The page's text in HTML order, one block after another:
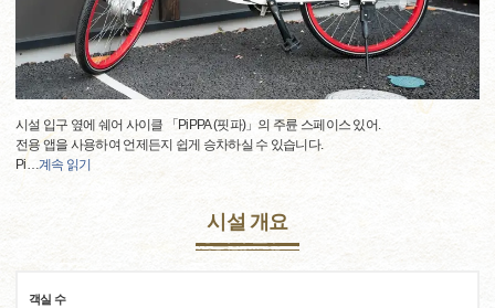
시설 입구 옆에 쉐어 사이클 「PiPPA (핏파)」의 주륜 스페이스 있어.
전용 앱을 사용하여 언제든지 쉽게 승차하실 수 있습니다.
Pi…계속 읽기
시설 개요
객실 수